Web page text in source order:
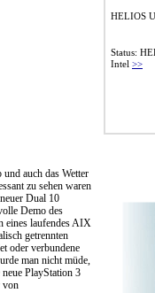
HELIOS
Status:
Intel >>
auch das Wetter
zu sehen waren
Dual 10
Demo des
eines laufendes AIX
getrennten
oder verbundene
man nicht müde,
PlayStation 3
von